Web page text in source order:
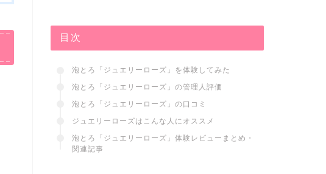
目次
泡とろ「ジュエリーローズ」を体験してみた
泡とろ「ジュエリーローズ」の管理人評価
泡とろ「ジュエリーローズ」の口コミ
ジュエリーローズはこんな人にオススメ
泡とろ「ジュエリーローズ」体験レビューまとめ・
関連記事